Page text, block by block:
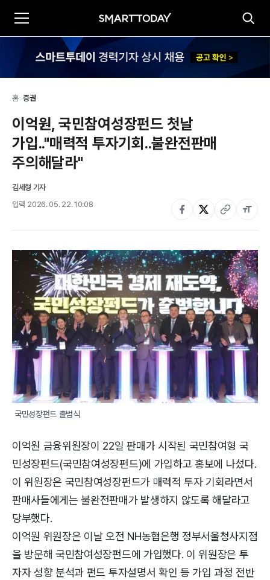
홈>증권
이억원, 국민참여성장펀드 첫날
가입.."매력적 투자기회..불완전판매
주의해달라"
김세형 기자
입력 2026. 05. 22. 10:08
국민성장펀드 출범식
이억원 금융위원장이 22일 판매가 시작된 국민참여형 국
민성장펀드(국민참여성장펀드)에 가입하고 홍보에 나섰다.
이 위원장은 국민참여성장펀드가 매력적 투자 기회라면서
판매사들에게는 불완전판매가 발생하지 않도록 해달라고
당부했다.
이억원 위원장은 이날 오전 NH농협은행 정부서울청사지점
을 방문해 국민참여성장펀드에 가입했다. 이 위원장은 투
자자 성향 분석과 펀드 투자설명서 확인 등 가입 과정 전반